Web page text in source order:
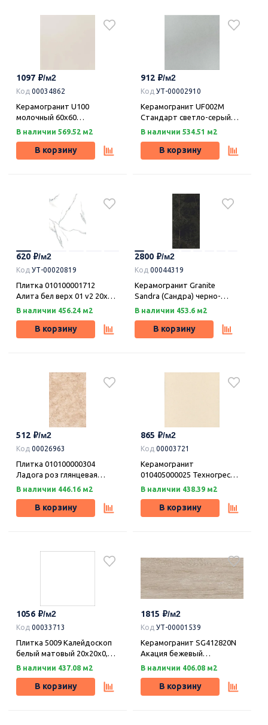
1097
Код 00034862
Керамогранит U100
молочный 60х60
антискользящий,
В наличии 569.52 м2
В корзину
912
Код УТ-00002910
Керамогранит UF002M
Стандарт светло-серый
30х30х8 матовый,
В наличии 534.51 м2
В корзину
620
Код УТ-00020819
Плитка 010100001712
Алита бел верх 01 v2 20х30,
Шахтинская плитка
В наличии 456.24 м2
В корзину
2800
Код 00044319
Керамогранит Granite
Sandra (Сандра) черно-
оливковый легкое
120х59,9, Idalgo (Идальго)
В наличии 453.6 м2
В корзину
512
Код 00026963
Плитка 010100000304
Ладога роз глянцевая
20х30, Шахтинская плитка
В наличии 446.16 м2
В корзину
865
Код 00003721
Керамогранит
010405000025 Техногрес
беж матовая 30х30,
В наличии 438.39 м2
В корзину
1056
Код 00033713
Плитка 5009 Калейдоскоп
белый матовый 20x20x0,69,
Kerama Marazzi (Керама
В наличии 437.08 м2
В корзину
1815
Код УТ-00001539
Керамогранит SG412820N
Акация бежевый
20,1x50,2x0,85, Kerama
В наличии 406.08 м2
В корзину